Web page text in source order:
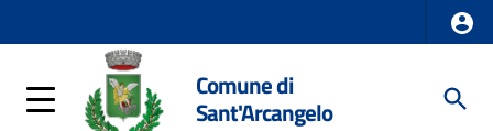
Comune di
Sant'Arcangelo